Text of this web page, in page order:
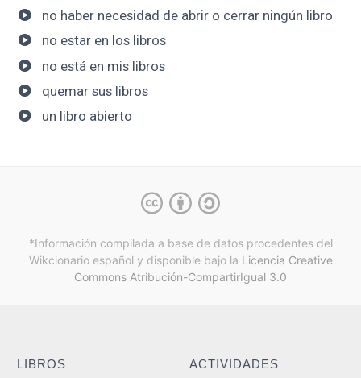
no haber necesidad de abrir o cerrar ningún libro
no estar en los libros
no está en mis libros
quemar sus libros
un libro abierto
*Información compilada a base de datos procedentes del
Wikcionario español y disponible bajo la Licencia Creative
Commons Atribución-CompartirIgual 3.0
LIBROS ACTIVIDADES